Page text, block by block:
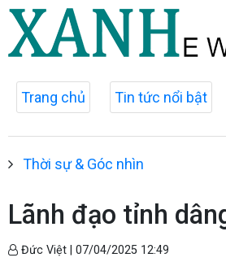
Trang chủ Tin tức nổi bật
Thời sự & Góc nhìn
Lãnh đạo tỉnh
Đức Việt | 07/04/2025 12:49